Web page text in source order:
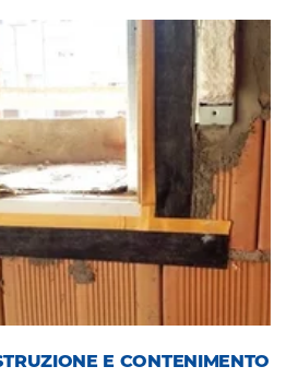
E CONTENIMENTO